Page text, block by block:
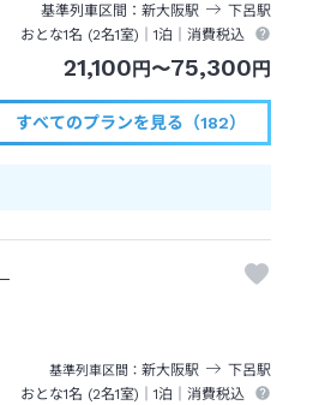
基準列車区間 新大阪駅 下呂駅
おとな1名 (2名1室)｜1泊 ｜消費税込
21,100円〜75,300円
すべてのプランを見る（182）
基準列車区間 新大阪駅 下呂駅
おとな1名 (2名1室)｜1泊 ｜消費税込